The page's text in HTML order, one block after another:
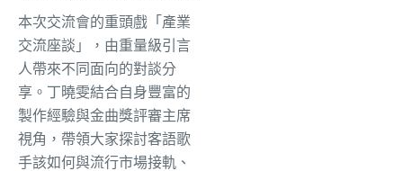
本次交流會的重頭戲「產業
交流座談」，由重量級引言
人帶來不同面向的對談分
享。丁曉雯結合自身豐富的
製作經驗與金曲獎評審主席
視角，帶領大家探討客語歌
手該如何與流行市場接軌、